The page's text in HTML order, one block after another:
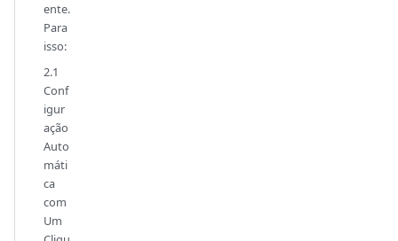
ente.
Para
isso:
2.1
Conf
igur
ação
Auto
máti
ca
com
Um